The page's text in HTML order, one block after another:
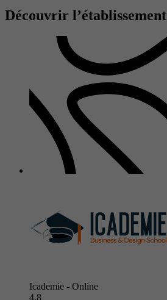
Découvrir l’établissement
Icademie - Online
4.8